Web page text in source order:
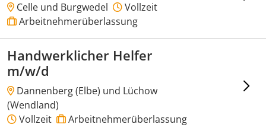
Celle und Burgwedel
Vollzeit
Arbeitnehmerüberlassung
Handwerklicher Helfer
m/w/d
Dannenberg (Elbe) und Lüchow
(Wendland)
Vollzeit
Arbeitnehmerüberlassung